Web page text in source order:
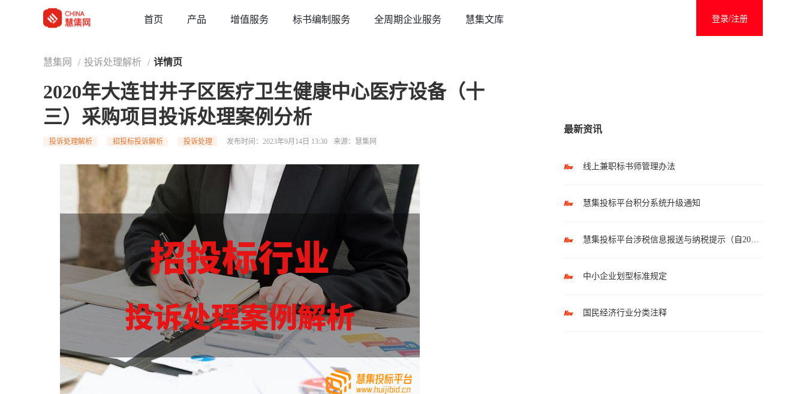
首页 产品 增值服务 标书编制服务 全周期企业服务 慧集文库 登录/注册
慧集网 / 投诉处理解析 / 详情页
2020年大连甘井子区医疗卫生健康中心医疗设备（十
三）采购项目投诉处理案例分析
投诉处理解析 招投标投诉解析 投诉处理 发布时间：2023年9月14日 13:30 来源：慧集网
最新资讯
线上兼职标书师管理办法
慧集投标平台积分系统升级通知
慧集投标平台涉税信息报送与纳税提示（自2025年10月1日起执行）
中小企业划型标准规定
国民经济行业分类注释